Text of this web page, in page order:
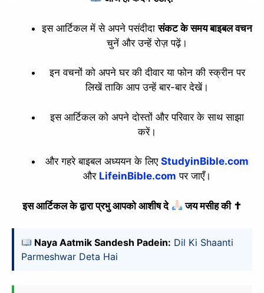
इस आर्टिकल में से अपने पसंदीदासंकट के समय बाइबल वचन
चुनें और उन्हें रोज़ पढ़ें।
इन वचनों को अपने घर की दीवार या फोन की स्क्रीन पर
लिखें ताकि आप उन्हें बार-बार देखें।
इस आर्टिकल को अपने दोस्तों और परिवार के साथ साझा
करें।
और गहरे बाइबल अध्ययन के लिए StudyinBible.com
और LifeinBible.com पर जाएँ।
इस आर्टिकल के द्वारा प्रभु आपको आशीष दे जय मसीह की ✝
Naya Aatmik Sandesh Padein: Dil Ki Shaanti
Parmeshwar Deta Hai